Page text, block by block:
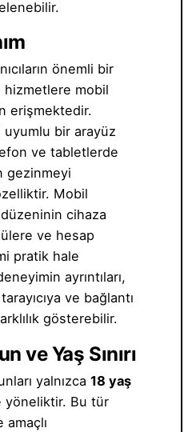
önemli bir
hizmetlere mobil
erişmektedir.
bir arayüz
ve tabletlerde
gezinmeyi
Mobil
cihaza
ve hesap
pratik hale
ayrıntıları,
ve bağlantı
gösterebilir.
ve Yaş Sınırı
yalnızca 18 yaş
Bu tür